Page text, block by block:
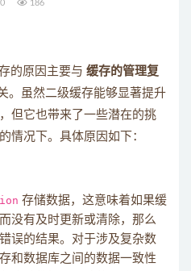
0 186
的原因主要与 缓存的管理复
。虽然二级缓存能够显著提升
但它也带来了一些潜在的挑
情况下。具体原因如下：
存储数据，这意味着如果缓
没有及时更新或清除，那么
误的结果。对于涉及复杂数
和数据库之间的数据一致性